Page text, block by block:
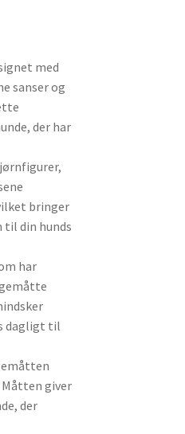
med
sanser og
der har
bringer
din hunds
har
dagligt til
giver
der